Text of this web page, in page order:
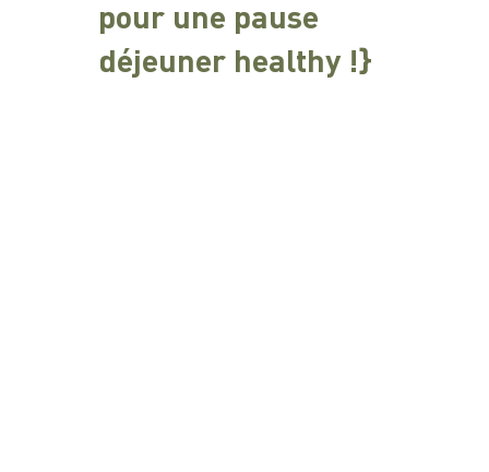
pour une pause
déjeuner healthy !}